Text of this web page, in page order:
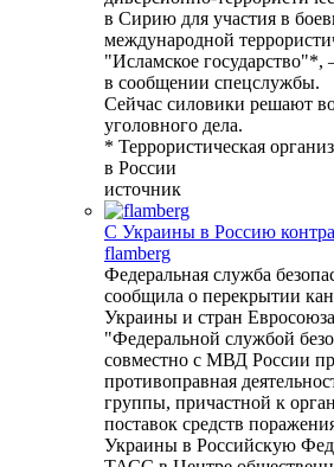
в Сирию для участия в
международной
"Исламское государство"*,
в сообщении спецслужбы.
Сейчас силовики решают
уголовного дела.
* Террористическая
в России
источник
С Украины в Россию
flamberg
Федеральная служба
сообщила о перекрытии
Украины и стран
"Федеральной службой
совместно с МВД России
противоправная
группы, причастной к
поставок средств
Украины в Российскую